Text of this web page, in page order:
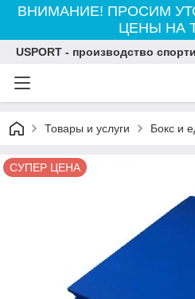
ВНИМАНИЕ! ПРОСИМ
ЦЕНЫ НА
USPORT - производство
Товары и услуги Бокс и
СУПЕР ЦЕНА